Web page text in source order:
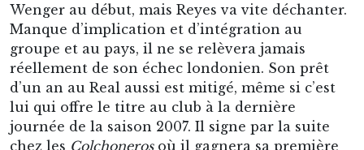
Wenger au début, mais Reyes va vite déchanter.
Manque d’implication et d’intégration au
groupe et au pays, il ne se relèvera jamais
réellement de son échec londonien. Son prêt
d’un an au Real aussi est mitigé, même si c’est
lui qui offre le titre au club à la dernière
journée de la saison 2007. Il signe par la suite
chez les Colchonerosoù il gagnera sa première